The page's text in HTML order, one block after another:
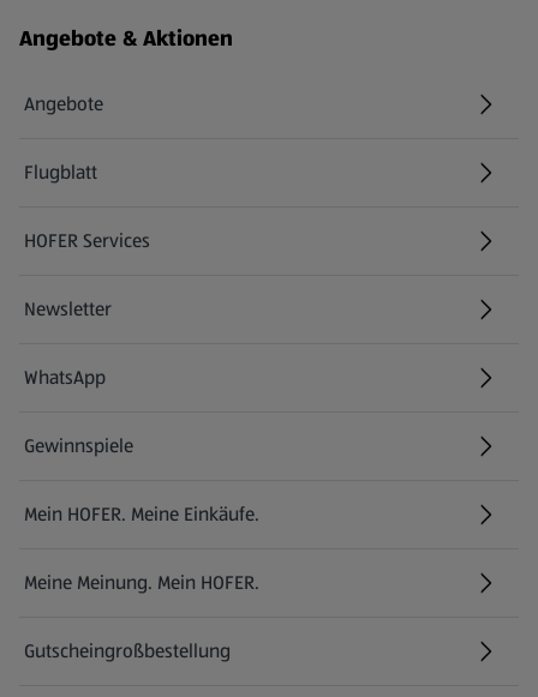
Angebote & Aktionen
Angebote
Flugblatt
HOFER Services
Newsletter
WhatsApp
Gewinnspiele
Mein HOFER. Meine Einkäufe.
Meine Meinung. Mein HOFER.
Gutscheingroßbestellung
(öffnet in einem neuen Tab)